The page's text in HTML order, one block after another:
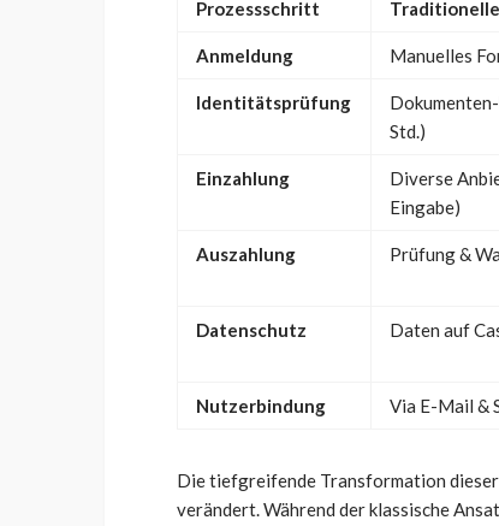
Prozessschritt
Anmeldung Manuelles
Identitätsprüfung
Std.)
Einzahlung
Diverse
Eingabe)
Auszahlung Prüfung &
Datenschutz Daten auf
Nutzerbindung Via E-Mail &
Die tiefgreifende Transformation
verändert. Während der klassische